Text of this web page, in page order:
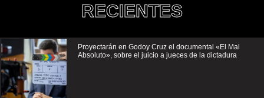
RECIENTES
Proyectarán en Godoy Cruz el documental «El Mal
Absoluto», sobre el juicio a jueces de la dictadura